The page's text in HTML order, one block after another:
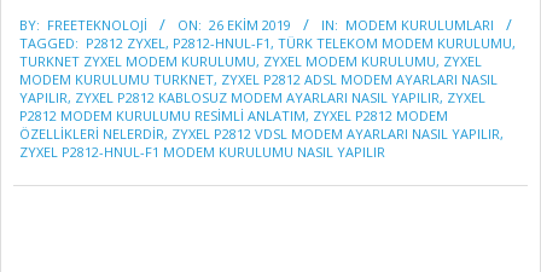
10-
26
BY: FREETEKNOLOJI ON: 26 EKIM 2019 IN: MODEM KURULUMLARI
TAGGED: P2812 ZYXEL, P2812-HNUL-F1, TÜRK TELEKOM MODEM KURULUMU,
TURKNET ZYXEL MODEM KURULUMU, ZYXEL MODEM KURULUMU, ZYXEL
MODEM KURULUMU TURKNET, ZYXEL P2812 ADSL MODEM AYARLARI NASIL
YAPILIR, ZYXEL P2812 KABLOSUZ MODEM AYARLARI NASIL YAPILIR, ZYXEL
P2812 MODEM KURULUMU RESIMLI ANLATIM, ZYXEL P2812 MODEM
ÖZELLİKLERİ NELERDİR, ZYXEL P2812 VDSL MODEM AYARLARI NASIL YAPILIR,
ZYXEL P2812-HNUL-F1 MODEM KURULUMU NASIL YAPILIR